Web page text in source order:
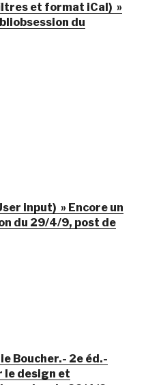
et format iCal) »
du
input) » Encore un
du 29/4/9, post de
Boucher.- 2e éd.-
le design et